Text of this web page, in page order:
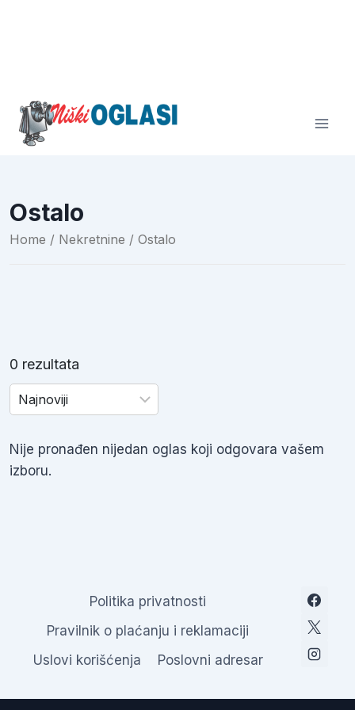
Ostalo
Home / Nekretnine / Ostalo
0 rezultata
Nije pronađen nijedan oglas koji odgovara vašem
izboru.
Politika privatnosti
Pravilnik o plaćanju i reklamaciji
Uslovi korišćenja
Poslovni adresar